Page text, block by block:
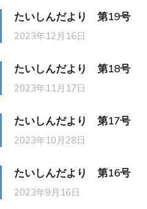
たいしんだより 第19号
2023年12月16日
たいしんだより 第18号
2023年11月17日
たいしんだより 第17号
2023年10月28日
たいしんだより 第16号
2023年9月16日